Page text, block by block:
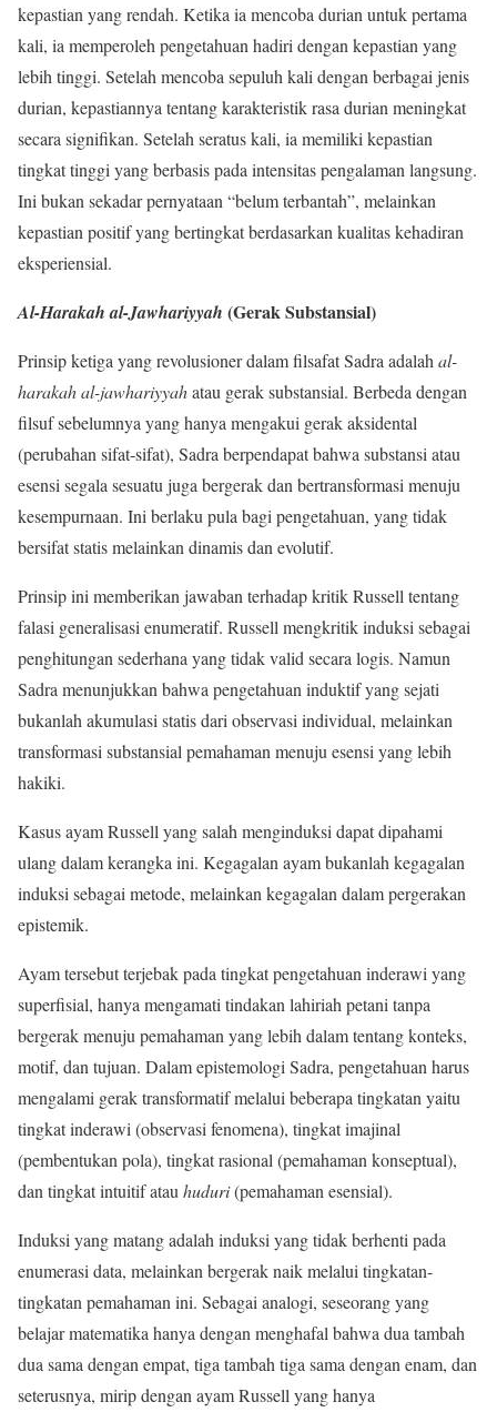
kepastian yang rendah. Ketika ia mencoba durian untuk pertama
kali, ia memperoleh pengetahuan hadiri dengan kepastian yang
lebih tinggi. Setelah mencoba sepuluh kali dengan berbagai jenis
durian, kepastiannya tentang karakteristik rasa durian meningkat
secara signifikan. Setelah seratus kali, ia memiliki kepastian
tingkat tinggi yang berbasis pada intensitas pengalaman langsung.
Ini bukan sekadar pernyataan “belum terbantah”, melainkan
kepastian positif yang bertingkat berdasarkan kualitas kehadiran
eksperiensial.
Al-Harakah al-Jawhariyyah (Gerak Substansial)
Prinsip ketiga yang revolusioner dalam filsafat Sadra adalah al-
harakah al-jawhariyyahatau gerak substansial. Berbeda dengan
filsuf sebelumnya yang hanya mengakui gerak aksidental
(perubahan sifat-sifat), Sadra berpendapat bahwa substansi atau
esensi segala sesuatu juga bergerak dan bertransformasi menuju
kesempurnaan. Ini berlaku pula bagi pengetahuan, yang tidak
bersifat statis melainkan dinamis dan evolutif.
Prinsip ini memberikan jawaban terhadap kritik Russell tentang
falasi generalisasi enumeratif. Russell mengkritik induksi sebagai
penghitungan sederhana yang tidak valid secara logis. Namun
Sadra menunjukkan bahwa pengetahuan induktif yang sejati
bukanlah akumulasi statis dari observasi individual, melainkan
transformasi substansial pemahaman menuju esensi yang lebih
hakiki.
Kasus ayam Russell yang salah menginduksi dapat dipahami
ulang dalam kerangka ini. Kegagalan ayam bukanlah kegagalan
induksi sebagai metode, melainkan kegagalan dalam pergerakan
epistemik.
Ayam tersebut terjebak pada tingkat pengetahuan inderawi yang
superfisial, hanya mengamati tindakan lahiriah petani tanpa
bergerak menuju pemahaman yang lebih dalam tentang konteks,
motif, dan tujuan. Dalam epistemologi Sadra, pengetahuan harus
mengalami gerak transformatif melalui beberapa tingkatan yaitu
tingkat inderawi (observasi fenomena), tingkat imajinal
(pembentukan pola), tingkat rasional (pemahaman konseptual),
dan tingkat intuitif atau huduri(pemahaman esensial).
Induksi yang matang adalah induksi yang tidak berhenti pada
enumerasi data, melainkan bergerak naik melalui tingkatan-
tingkatan pemahaman ini. Sebagai analogi, seseorang yang
belajar matematika hanya dengan menghafal bahwa dua tambah
dua sama dengan empat, tiga tambah tiga sama dengan enam, dan
seterusnya, mirip dengan ayam Russell yang hanya